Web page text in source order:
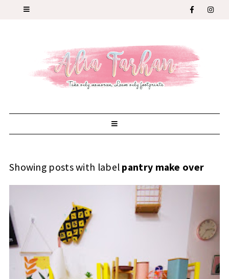
Showing posts with label pantry make over